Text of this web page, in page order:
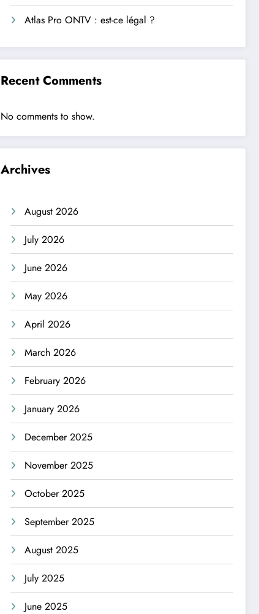
Atlas Pro ONTV : est-ce légal ?
Recent Comments
No comments to show.
Archives
August 2026
July 2026
June 2026
May 2026
April 2026
March 2026
February 2026
January 2026
December 2025
November 2025
October 2025
September 2025
August 2025
July 2025
June 2025